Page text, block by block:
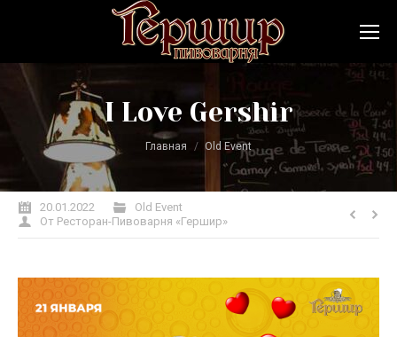
I Love Gershir
Вы здесь: Главная Old Event
20.01.2022
Old Event
От Ресторан-Пивоварня «Гершир»